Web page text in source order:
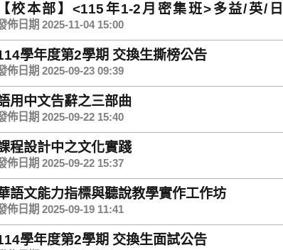
【校本部】<115年1-2月密集班>多益/英/
on main campus
佈日期 2025-11-04 15:00
學年度第2學期 交換生撕榜公告
佈日期 2025-09-23 09:39
用中文告辭之三部曲
佈日期 2025-09-22 15:40
程設計中之文化實踐
佈日期 2025-09-22 15:37
語文能力指標與聽說教學實作工作坊
佈日期 2025-09-19 11:41
學年度第2學期 交換生面試公告